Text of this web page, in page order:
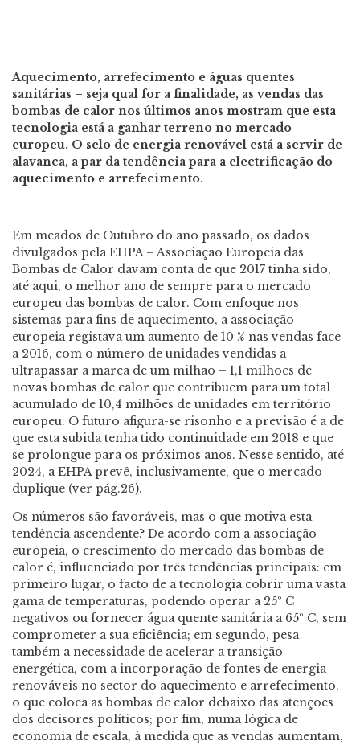
Aquecimento, arrefecimento e águas quentes
sanitárias – seja qual for a finalidade, as vendas das
bombas de calor nos últimos anos mostram que esta
tecnologia está a ganhar terreno no mercado
europeu. O selo de energia renovável está a servir de
alavanca, a par da tendência para a electrificação do
aquecimento e arrefecimento.
Em meados de Outubro do ano passado, os dados
divulgados pela EHPA – Associação Europeia das
Bombas de Calor davam conta de que 2017 tinha sido,
até aqui, o melhor ano de sempre para o mercado
europeu das bombas de calor. Com enfoque nos
sistemas para fins de aquecimento, a associação
europeia registava um aumento de 10 % nas vendas face
a 2016, com o número de unidades vendidas a
ultrapassar a marca de um milhão – 1,1 milhões de
novas bombas de calor que contribuem para um total
acumulado de 10,4 milhões de unidades em território
europeu. O futuro afigura-se risonho e a previsão é a de
que esta subida tenha tido continuidade em 2018 e que
se prolongue para os próximos anos. Nesse sentido, até
2024, a EHPA prevê, inclusivamente, que o mercado
duplique (ver pág.26).
Os números são favoráveis, mas o que motiva esta
tendência ascendente? De acordo com a associação
europeia, o crescimento do mercado das bombas de
calor é, influenciado por três tendências principais: em
primeiro lugar, o facto de a tecnologia cobrir uma vasta
gama de temperaturas, podendo operar a 25º C
negativos ou fornecer água quente sanitária a 65º C, sem
comprometer a sua eficiência; em segundo, pesa
também a necessidade de acelerar a transição
energética, com a incorporação de fontes de energia
renováveis no sector do aquecimento e arrefecimento,
o que coloca as bombas de calor debaixo das atenções
dos decisores políticos; por fim, numa lógica de
economia de escala, à medida que as vendas aumentam,